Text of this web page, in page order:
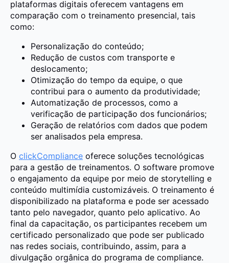
plataformas digitais oferecem vantagens em
comparação com o treinamento presencial, tais
como:
Personalização do conteúdo;
Redução de custos com transporte e
deslocamento;
Otimização do tempo da equipe, o que
contribui para o aumento da produtividade;
Automatização de processos, como a
verificação de participação dos funcionários;
Geração de relatórios com dados que podem
ser analisados pela empresa.
O clickCompliance oferece soluções tecnológicas
para a gestão de treinamentos. O software promove
o engajamento da equipe por meio de storytelling e
conteúdo multimídia customizáveis. O treinamento é
disponibilizado na plataforma e pode ser acessado
tanto pelo navegador, quanto pelo aplicativo. Ao
final da capacitação, os participantes recebem um
certificado personalizado que pode ser publicado
nas redes sociais, contribuindo, assim, para a
divulgação orgânica do programa de compliance.